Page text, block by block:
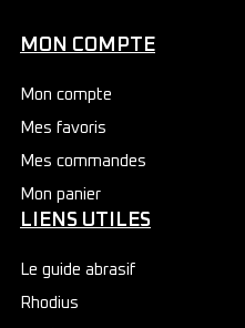
MON COMPTE
Mon compte
Mes favoris
Mes commandes
Mon panier
LIENS UTILES
Le guide abrasif
Rhodius